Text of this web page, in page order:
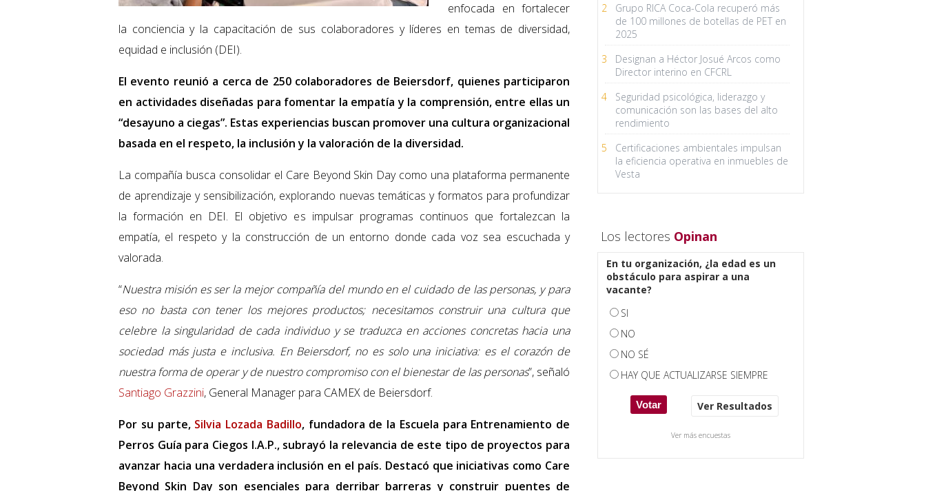
enfocada en fortalecer
la conciencia y la capacitación de sus colaboradores y líderes en temas de diversidad,
equidad e inclusión (DEI).
El evento reunió a cerca de 250 colaboradores de Beiersdorf, quienes participaron
en actividades diseñadas para fomentar la empatía y la comprensión, entre ellas un
“desayuno a ciegas”. Estas experiencias buscan promover una cultura organizacional
basada en el respeto, la inclusión y la valoración de la diversidad.
La compañía busca consolidar el Care Beyond Skin Day como una plataforma permanente
de aprendizaje y sensibilización, explorando nuevas temáticas y formatos para profundizar
la formación en DEI. El objetivo es impulsar programas continuos que fortalezcan la
empatía, el respeto y la construcción de un entorno donde cada voz sea escuchada y
valorada.
“Nuestra misión es ser la mejor compañía del mundo en el cuidado de las personas, y para
eso no basta con tener los mejores productos; necesitamos construir una cultura que
celebre la singularidad de cada individuo y se traduzca en acciones concretas hacia una
sociedad más justa e inclusiva. En Beiersdorf, no es solo una iniciativa: es el corazón de
nuestra forma de operar y de nuestro compromiso con el bienestar de las personas”, señaló
Santiago Grazzini, General Manager para CAMEX de Beiersdorf.
Por su parte, Silvia Lozada Badillo, fundadora de la Escuela para Entrenamiento de
Perros Guía para Ciegos I.A.P., subrayó la relevancia de este tipo de proyectos para
avanzar hacia una verdadera inclusión en el país. Destacó que iniciativas como Care
Beyond Skin Day son esenciales para derribar barreras y construir puentes de
2
Grupo RICA Coca-Cola recuperó más
de 100 millones de botellas de PET en
2025
3
Designan a Héctor Josué Arcos como
Director interino en CFCRL
4
Seguridad psicológica, liderazgo y
comunicación son las bases del alto
rendimiento
5
Certificaciones ambientales impulsan
la eficiencia operativa en inmuebles de
Vesta
Los lectores Opinan
En tu organización, ¿la edad es un
obstáculo para aspirar a una
vacante?
SI
NO
NO SÉ
HAY QUE ACTUALIZARSE SIEMPRE
Ver Resultados
Ver más encuestas